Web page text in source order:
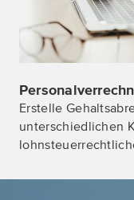
Erstelle
unterschiedlichen
Alle